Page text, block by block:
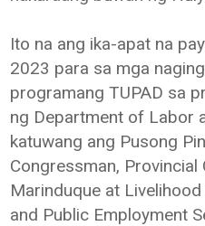
Ito na ang ika-apat na
2023 para sa mga
programang TUPAD sa
ng Department of Labor
katuwang ang Pusong
Congressman,
Marinduque at
and Public Employment